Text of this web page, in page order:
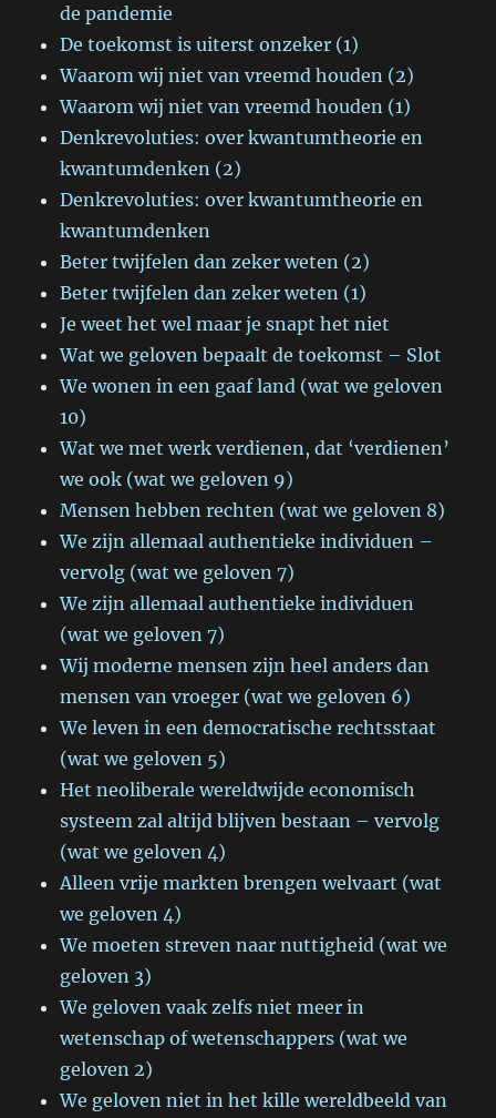
de pandemie
De toekomst is uiterst onzeker (1)
Waarom wij niet van vreemd houden (2)
Waarom wij niet van vreemd houden (1)
Denkrevoluties: over kwantumtheorie en
kwantumdenken (2)
Denkrevoluties: over kwantumtheorie en
kwantumdenken
Beter twijfelen dan zeker weten (2)
Beter twijfelen dan zeker weten (1)
Je weet het wel maar je snapt het niet
Wat we geloven bepaalt de toekomst – Slot
We wonen in een gaaf land (wat we geloven
10)
Wat we met werk verdienen, dat ‘verdienen’
we ook (wat we geloven 9)
Mensen hebben rechten (wat we geloven 8)
We zijn allemaal authentieke individuen –
vervolg (wat we geloven 7)
We zijn allemaal authentieke individuen
(wat we geloven 7)
Wij moderne mensen zijn heel anders dan
mensen van vroeger (wat we geloven 6)
We leven in een democratische rechtsstaat
(wat we geloven 5)
Het neoliberale wereldwijde economisch
systeem zal altijd blijven bestaan – vervolg
(wat we geloven 4)
Alleen vrije markten brengen welvaart (wat
we geloven 4)
We moeten streven naar nuttigheid (wat we
geloven 3)
We geloven vaak zelfs niet meer in
wetenschap of wetenschappers (wat we
geloven 2)
We geloven niet in het kille wereldbeeld van